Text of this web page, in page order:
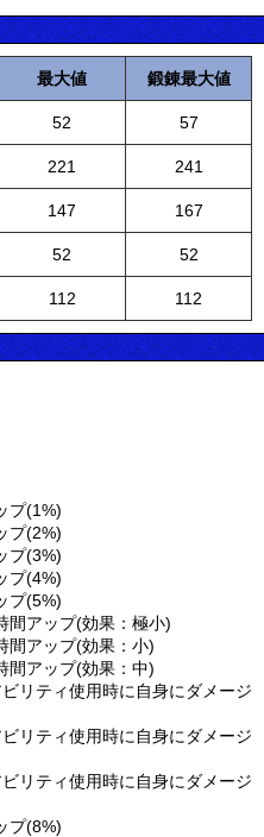
最大値 鍛錬最大値
52 57
221 241
147 167
52 52
112 112
プ(1%)
プ(2%)
プ(3%)
プ(4%)
プ(5%)
間アップ(効果：極小)
間アップ(効果：小)
間アップ(効果：中)
リティ使用時に自身にダメージ
リティ使用時に自身にダメージ
リティ使用時に自身にダメージ
プ(8%)